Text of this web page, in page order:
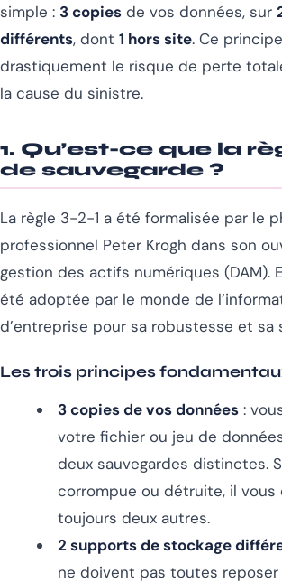
simple : 3 copies de vos données, sur
différents, dont 1 hors site. Ce
drastiquement le risque de perte
la cause du sinistre.
1. Qu’est-ce que la
de sauvegarde ?
La règle 3-2-1 a été formalisée par le
professionnel Peter Krogh dans son
gestion des actifs numériques (DAM).
été adoptée par le monde de
d’entreprise pour sa robustesse et sa
Les trois principes
3 copies de vos données:
votre fichier ou jeu de
deux sauvegardes distinctes.
corrompue ou détruite, il vous
toujours deux autres.
2 supports de stockage
ne doivent pas toutes reposer